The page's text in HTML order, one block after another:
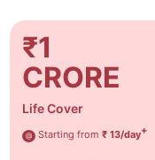
₹1
CRORE
Life Cover
@ Starting from ₹ 13/day+